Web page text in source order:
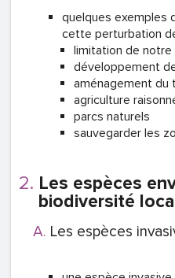
quelques exemples
cette perturbation
limitation de notre
développement
aménagement du
agriculture
parcs naturels
sauvegarder les
Les espèces
biodiversité
Les espèces